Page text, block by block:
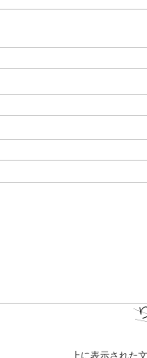
上に表示された